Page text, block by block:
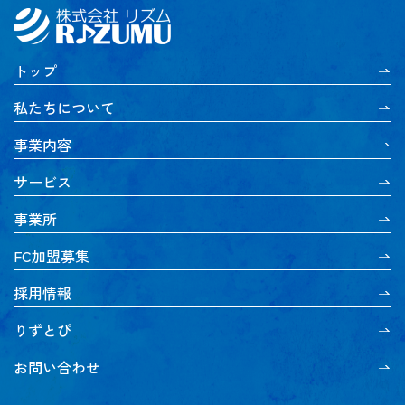
トップ
私たちについて
事業内容
サービス
事業所
FC加盟募集
採用情報
りずとぴ
お問い合わせ